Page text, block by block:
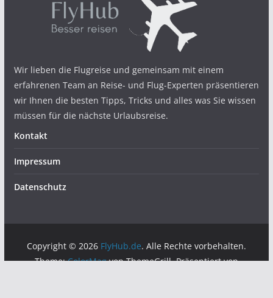
Wir lieben die Flugreise und gemeinsam mit einem
erfahrenen Team an Reise- und Flug-Experten präsentieren
wir Ihnen die besten Tipps, Tricks und alles was Sie wissen
müssen für die nächste Urlaubsreise.
Kontakt
Impressum
Datenschutz
Copyright © 2026 FlyHub.de. Alle Rechte vorbehalten.
Theme:ColorMagvon ThemeGrill. Präsentiert von